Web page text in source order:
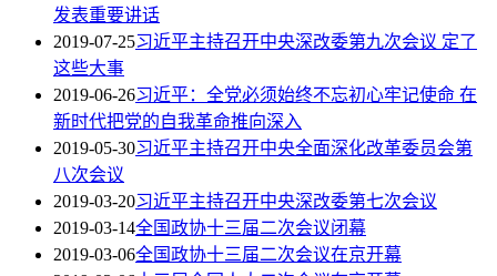
发表重要讲话
2019-07-25习近平主持召开中央深改委第九次会议 定了
这些大事
2019-06-26习近平：全党必须始终不忘初心牢记使命 在
新时代把党的自我革命推向深入
2019-05-30习近平主持召开中央全面深化改革委员会第
八次会议
2019-03-20习近平主持召开中央深改委第七次会议
2019-03-14全国政协十三届二次会议闭幕
2019-03-06全国政协十三届二次会议在京开幕